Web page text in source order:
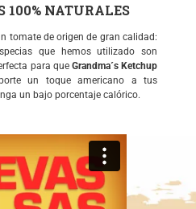
100% NATURALES
tomate de origen de gran calidad:
que hemos utilizado son
para que Grandma´s Ketchup
un toque americano a tus
un bajo porcentaje calórico.